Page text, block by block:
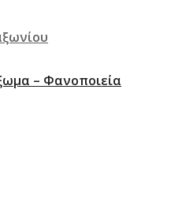
– Φανοποιεία